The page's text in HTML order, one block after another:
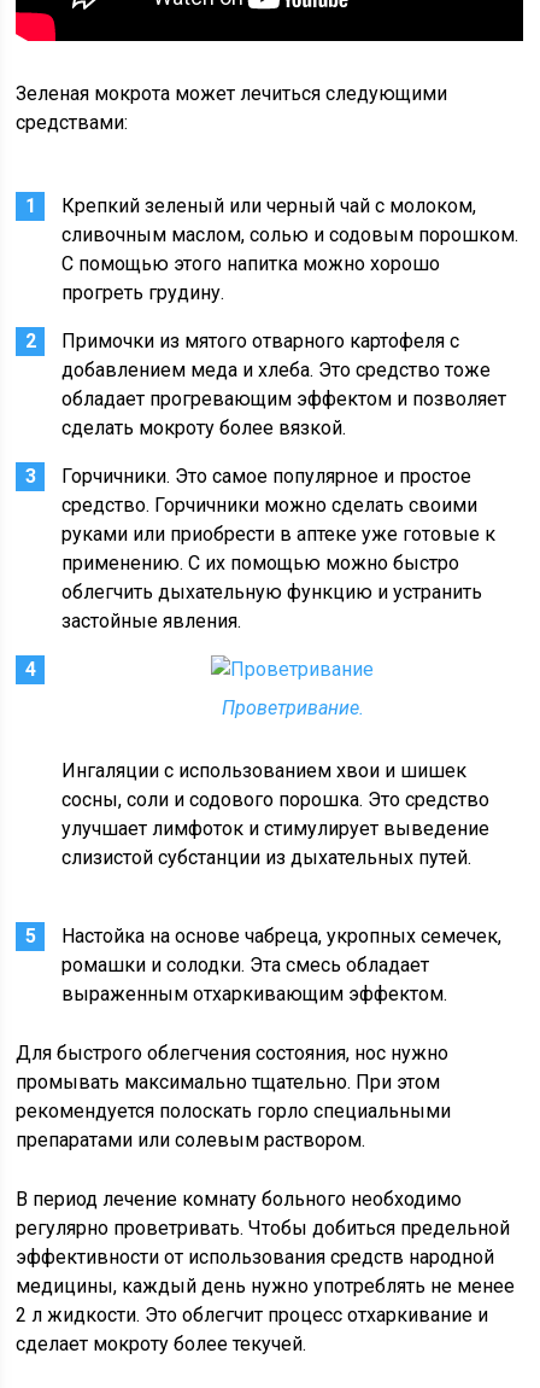
Зеленая мокрота может лечиться следующими
средствами:
Крепкий зеленый или черный чай с молоком,
сливочным маслом, солью и содовым порошком.
С помощью этого напитка можно хорошо
прогреть грудину.
Примочки из мятого отварного картофеля с
добавлением меда и хлеба. Это средство тоже
обладает прогревающим эффектом и позволяет
сделать мокроту более вязкой.
Горчичники. Это самое популярное и простое
средство. Горчичники можно сделать своими
руками или приобрести в аптеке уже готовые к
применению. С их помощью можно быстро
облегчить дыхательную функцию и устранить
застойные явления.
Проветривание.
Ингаляции с использованием хвои и шишек
сосны, соли и содового порошка. Это средство
улучшает лимфоток и стимулирует выведение
слизистой субстанции из дыхательных путей.
Настойка на основе чабреца, укропных семечек,
ромашки и солодки. Эта смесь обладает
выраженным отхаркивающим эффектом.
Для быстрого облегчения состояния, нос нужно
промывать максимально тщательно. При этом
рекомендуется полоскать горло специальными
препаратами или солевым раствором.
В период лечение комнату больного необходимо
регулярно проветривать. Чтобы добиться предельной
эффективности от использования средств народной
медицины, каждый день нужно употреблять не менее
2 л жидкости. Это облегчит процесс отхаркивание и
сделает мокроту более текучей.